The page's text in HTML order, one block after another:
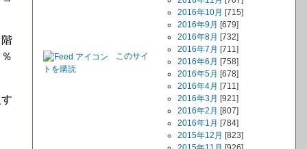
このサイ
トを購読
2016年10月 [715]
2016年9月 [679]
2016年8月 [732]
2016年7月 [711]
2016年6月 [758]
2016年5月 [678]
2016年4月 [711]
2016年3月 [921]
2016年2月 [807]
2016年1月 [784]
2015年12月 [823]